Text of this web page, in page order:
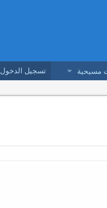
مسيحية تسجيل الدخول